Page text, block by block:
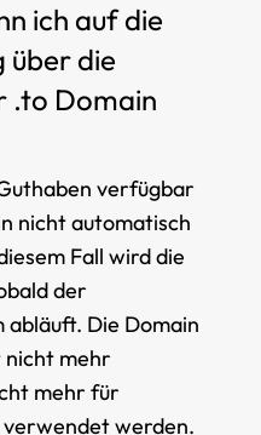
ich auf die
über die
.to Domain
verfügbar
nicht automatisch
Fall wird die
der
Die Domain
nicht mehr
mehr für
verwendet werden.